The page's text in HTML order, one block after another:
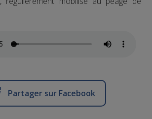
Partager sur Facebook